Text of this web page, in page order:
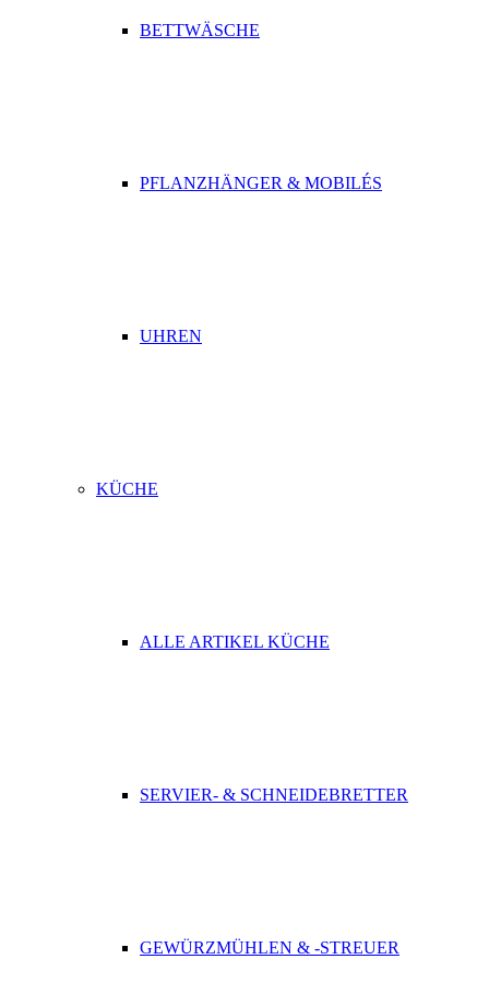
BETTWÄSCHE
PFLANZHÄNGER & MOBILÉS
UHREN
KÜCHE
ALLE ARTIKEL KÜCHE
SERVIER- & SCHNEIDEBRETTER
GEWÜRZMÜHLEN & -STREUER